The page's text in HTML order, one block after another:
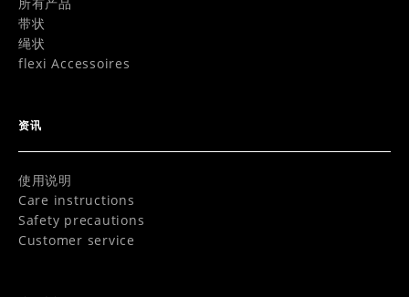
带状
绳状
flexi Accessoires
资讯
使用说明
Care instructions
Safety precautions
Customer service